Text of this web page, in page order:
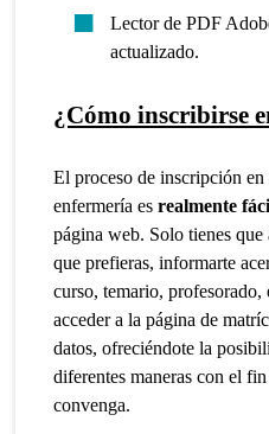
Lector de PDF
actualizado.
¿Cómo inscribirse
El proceso de inscripción en
enfermería esrealmente
página web. Solo tienes
que prefieras, informarte
curso, temario, profesorado,
acceder a la página de
datos, ofreciéndote la
diferentes maneras con el
convenga.